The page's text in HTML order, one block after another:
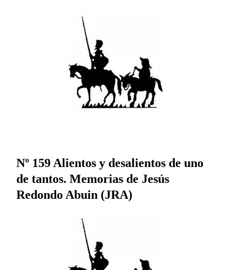
Nº 159 Alientos y desalientos de uno
de tantos. Memorias de Jesús
Redondo Abuin (JRA)